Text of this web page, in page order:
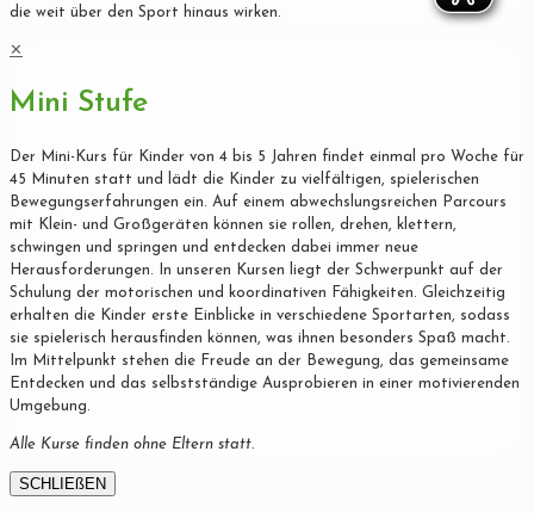
die weit über den Sport hinaus wirken.
✕
Mini Stufe
Der Mini-Kurs für Kinder von 4 bis 5 Jahren findet einmal pro Woche für
45 Minuten statt und lädt die Kinder zu vielfältigen, spielerischen
Bewegungserfahrungen ein. Auf einem abwechslungsreichen Parcours
mit Klein- und Großgeräten können sie rollen, drehen, klettern,
schwingen und springen und entdecken dabei immer neue
Herausforderungen. In unseren Kursen liegt der Schwerpunkt auf der
Schulung der motorischen und koordinativen Fähigkeiten. Gleichzeitig
erhalten die Kinder erste Einblicke in verschiedene Sportarten, sodass
sie spielerisch herausfinden können, was ihnen besonders Spaß macht.
Im Mittelpunkt stehen die Freude an der Bewegung, das gemeinsame
Entdecken und das selbstständige Ausprobieren in einer motivierenden
Umgebung.
Alle Kurse finden ohne Eltern statt.
SCHLIEßEN